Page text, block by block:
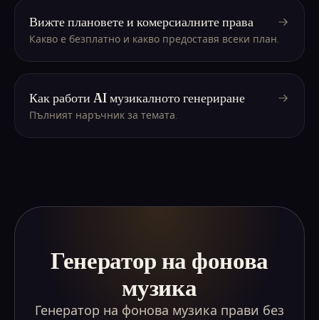
Вижте плановете и комерсиалните права
Какво е безплатно и какво предоставя всеки план.
Как работи AI музикалното генериране
Пълният наръчник за темата.
Генератор на фонова
музика
Генератор на фонова музика прави без